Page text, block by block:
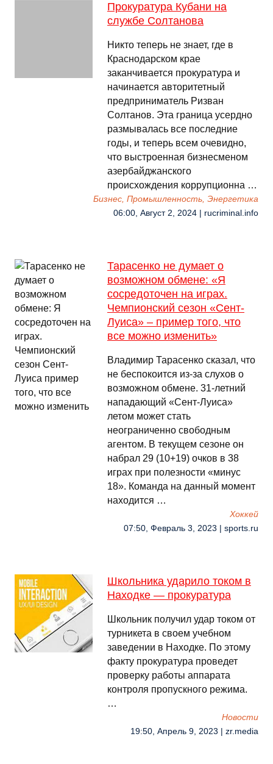
Прокуратура Кубани на
службе Солтанова
Никто теперь не знает, где в
Краснодарском крае
заканчивается прокуратура и
начинается авторитетный
предприниматель Ризван
Солтанов. Эта граница усердно
размывалась все последние
годы, и теперь всем очевидно,
что выстроенная бизнесменом
азербайджанского
происхождения коррупционна …
Бизнес, Промышленность, Энергетика
06:00, Август 2, 2024 | rucriminal.info
Тарасенко не думает о
возможном обмене: «Я
сосредоточен на играх.
Чемпионский сезон «Сент-
Луиса» – пример того, что
все можно изменить»
Владимир Тарасенко сказал, что
не беспокоится из-за слухов о
возможном обмене. 31-летний
нападающий «Сент-Луиса»
летом может стать
неограниченно свободным
агентом. В текущем сезоне он
набрал 29 (10+19) очков в 38
играх при полезности «минус
18». Команда на данный момент
находится …
Хоккей
07:50, Февраль 3, 2023 | sports.ru
Школьника ударило током в
Находке — прокуратура
Школьник получил удар током от
турникета в своем учебном
заведении в Находке. По этому
факту прокуратура проведет
проверку работы аппарата
контроля пропускного режима.
…
Новости
19:50, Апрель 9, 2023 | zr.media